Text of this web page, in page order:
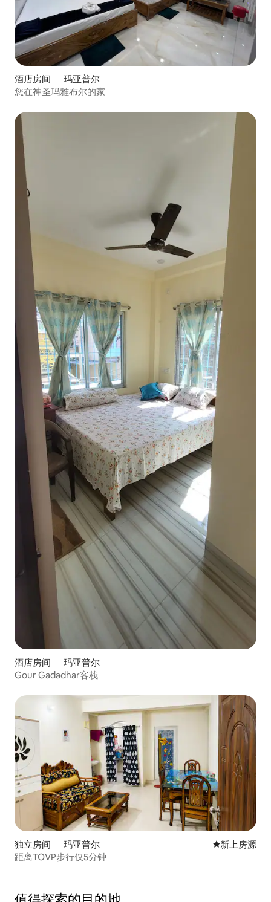
酒店房间 ｜ 玛亚普尔
您在神圣玛雅布尔的家
酒店房间 ｜ 玛亚普尔
Gour Gadadhar客栈
独立房间 ｜ 玛亚普尔 新房源
新上房源
距离TOVP步行仅5分钟